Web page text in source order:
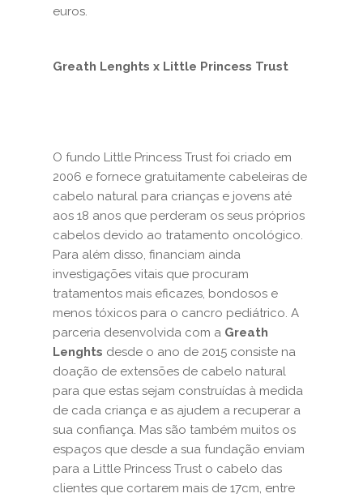
euros.
Greath Lenghts x Little Princess Trust
O fundo Little Princess Trust foi criado em
2006 e fornece gratuitamente cabeleiras de
cabelo natural para crianças e jovens até
aos 18 anos que perderam os seus próprios
cabelos devido ao tratamento oncológico.
Para além disso, financiam ainda
investigações vitais que procuram
tratamentos mais eficazes, bondosos e
menos tóxicos para o cancro pediátrico. A
parceria desenvolvida com a Greath
Lenghts desde o ano de 2015 consiste na
doação de extensões de cabelo natural
para que estas sejam construídas à medida
de cada criança e as ajudem a recuperar a
sua confiança. Mas são também muitos os
espaços que desde a sua fundação enviam
para a Little Princess Trust o cabelo das
clientes que cortarem mais de 17cm, entre